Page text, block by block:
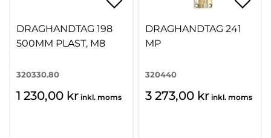
DRAGHANDTAG 198
500MM PLAST, M8
320330.80
1 230,00 kr inkl. moms
DRAGHANDTAG 241
MP
320440
3 273,00 kr inkl. moms